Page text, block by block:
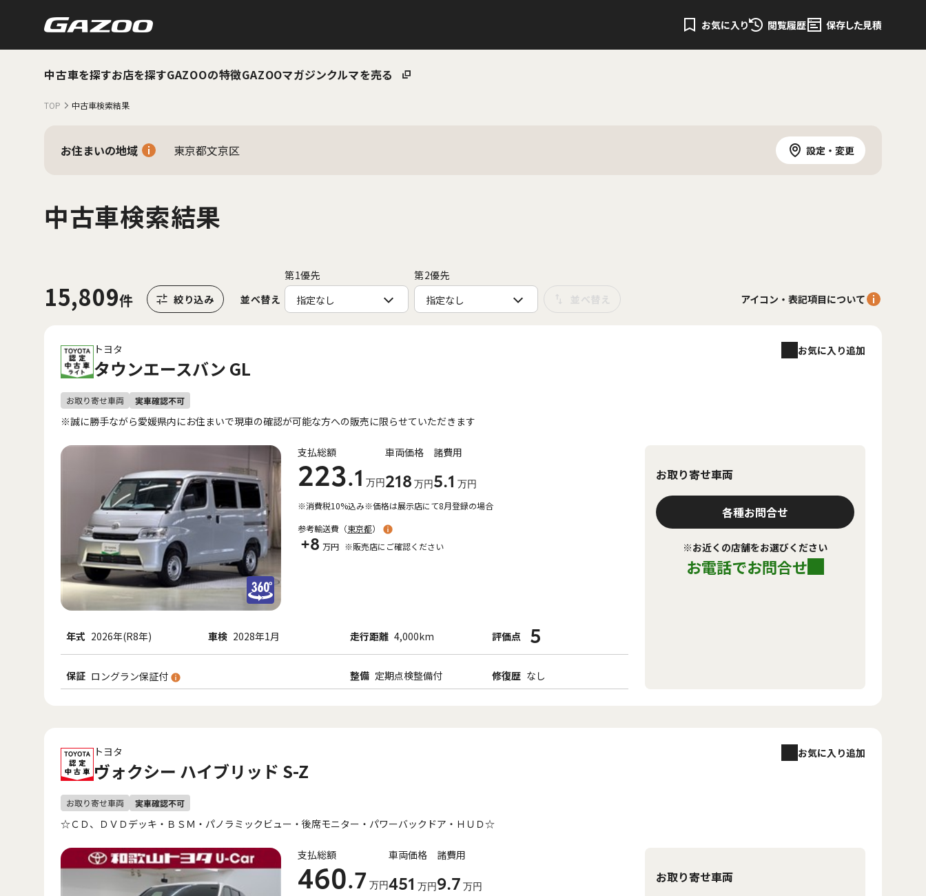
お気に入り 閲覧履歴 保存した見積
中古車を探すお店を探すGAZOOの特徴GAZOOマガジンクルマを売る
TOP 中古車検索結果
お住まいの地域 東京都文京区 設定・変更
中古車検索結果
15,809 並べ替え
第1優先
指定なし
第2優先
指定なし
アイコン・表記項目について
トヨタ
タウンエースバン GL
お気に入り追加
※誠に勝手ながら愛媛県内にお住まいで現車の確認が可能な方への販売に限らせていただきます
支払総額
223.1 万円
車両価格
218 万円
諸費用
5.1 万円
※消費税10%込み※価格は展示店にて8月登録の場合
参考輸送費（東京都）
+8 万円 ※販売店にご確認ください
年式 2026年(R8年) 車検 2028年1月 走行距離 4,000km 評価点 5
保証 ロングラン保証付 整備 定期点検整備付 修復歴 なし
お取り寄せ車両
各種お問合せ
※お近くの店舗をお選びください
お電話でお問合せ
トヨタ
ヴォクシー ハイブリッド S-Z
お気に入り追加
☆ＣＤ、ＤＶＤデッキ・ＢＳＭ・パノラミックビュー・後席モニター・パワーバックドア・ＨＵＤ☆
支払総額
460.7 万円
車両価格
451 万円
諸費用
9.7 万円
お取り寄せ車両